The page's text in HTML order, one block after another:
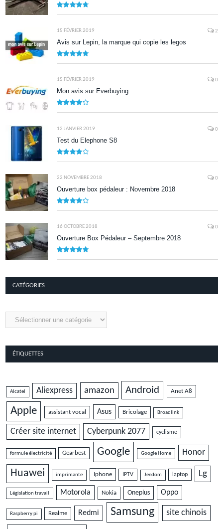
15 FÉVRIER 2019 2
Avis sur Lepin, la marque qui copie les legos
15 FÉVRIER 2019 0
Mon avis sur Everbuying
12 JANVIER 2019 0
Test du Elephone S8
22 NOVEMBRE 2018 0
Ouverture box pédaleur : Novembre 2018
16 OCTOBRE 2018 0
Ouverture Box Pédaleur – Septembre 2018
CATÉGORIES
Catégories
ÉTIQUETTES
Alcatel Aliexpress amazon Android Anet A8
Apple assistant vocal Asus Bricolage Broadlink
Créer site internet Cyberpunk 2077 cyclisme
formule électricité Gearbest Google Google Home Honor
Huawei imprimante Iphone IPTV Jeedom laptop Lg
Législation travail Motorola Nokia Oneplus Oppo
Raspberry pi Realme Redmi Samsung site chinois